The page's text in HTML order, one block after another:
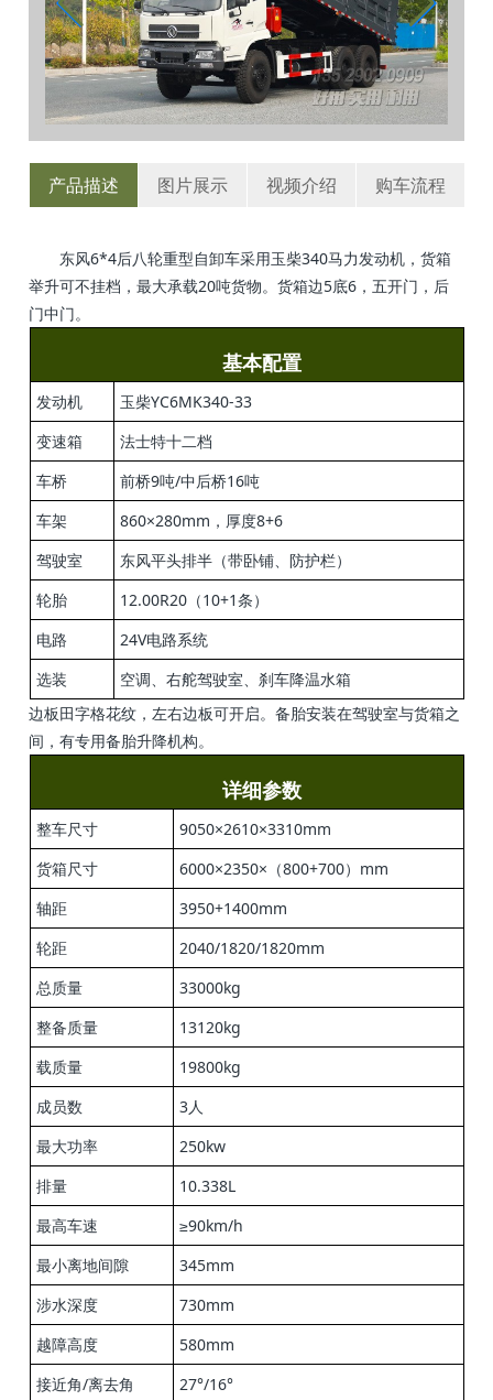
产品描述 图片展示 视频介绍 购车流程
东风6*4后八轮重型自卸车采用玉柴340马力发动机，货箱
举升可不挂档，最大承载20吨货物。货箱边5底6，五开门，后
门中门。
基本配置
发动机
玉柴YC6MK340-33
变速箱
法士特十二档
车桥
前桥9吨/中后桥16吨
车架
860×280mm，厚度8+6
驾驶室
东风平头排半（带卧铺、防护栏）
轮胎 12.00R20（10+1条）
电路
24V电路系统
选装
空调、右舵驾驶室、刹车降温水箱
边板田字格花纹，左右边板可开启。备胎安装在驾驶室与货箱之
间，有专用备胎升降机构。
详细参数
整车尺寸
9050×2610×3310mm
货箱尺寸
6000×2350×（800+700）mm
轴距
3950+1400mm
轮距
2040/1820/1820mm
总质量
33000kg
整备质量
13120kg
载质量
19800kg
成员数
3人
最大功率
250kw
排量
10.338L
最高车速
≥90km/h
最小离地间隙
345mm
涉水深度
730mm
越障高度
580mm
接近角/离去角
27°/16°